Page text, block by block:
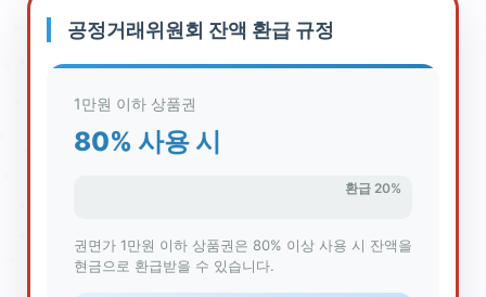
공정거래위원회 잔액 환급 규정
1만원 이하 상품권
80% 사용 시
환급 20%
권면가 1만원 이하 상품권은 80% 이상 사용 시 잔액을
현금으로 환급받을 수 있습니다.